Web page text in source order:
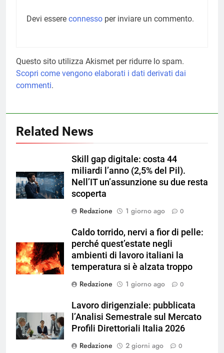
Devi essere connesso per inviare un commento.
Questo sito utilizza Akismet per ridurre lo spam.
Scopri come vengono elaborati i dati derivati dai
commenti.
Related News
Skill gap digitale: costa 44
miliardi l’anno (2,5% del Pil).
Nell’IT un’assunzione su due resta
scoperta
Redazione
1 giorno ago 0
Caldo torrido, nervi a fior di pelle:
perché quest’estate negli
ambienti di lavoro italiani la
temperatura si è alzata troppo
Redazione
1 giorno ago 0
Lavoro dirigenziale: pubblicata
l’Analisi Semestrale sul Mercato
Profili Direttoriali Italia 2026
Redazione
2 giorni ago 0